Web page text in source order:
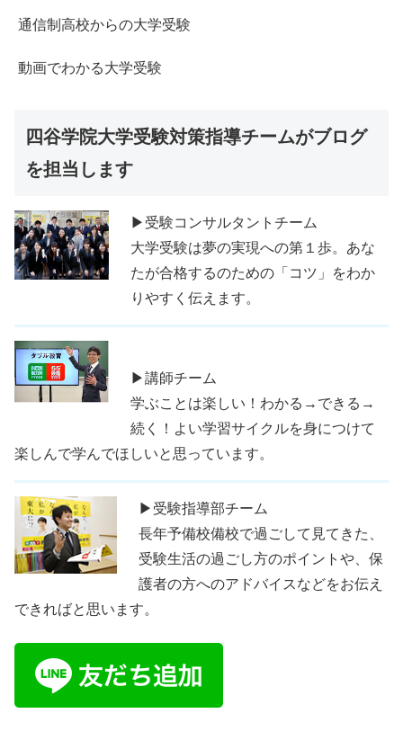
通信制高校からの大学受験
動画でわかる大学受験
四谷学院大学受験対策指導チームがブログ
を担当します
▶受験コンサルタントチーム
大学受験は夢の実現への第１歩。あな
たが合格するのための「コツ」をわか
りやすく伝えます。
▶講師チーム
学ぶことは楽しい！わかる→できる→
続く！よい学習サイクルを身につけて
楽しんで学んでほしいと思っています。
▶受験指導部チーム
長年予備校備校で過ごして見てきた、
受験生活の過ごし方のポイントや、保
護者の方へのアドバイスなどをお伝え
できればと思います。